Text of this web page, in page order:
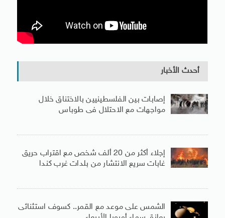
أحدث الأخبار
إصابات بين الفلسطينيين بالاختناق خلال
مواجهات مع الاحتلال فى طوباس
إجلاء أكثر من 20 ألف شخص مع اقتراب حريق
غابات سريع الانتشار من بلدات غرب كندا
الشمس على موعد مع القمر.. كسوف استثنائى